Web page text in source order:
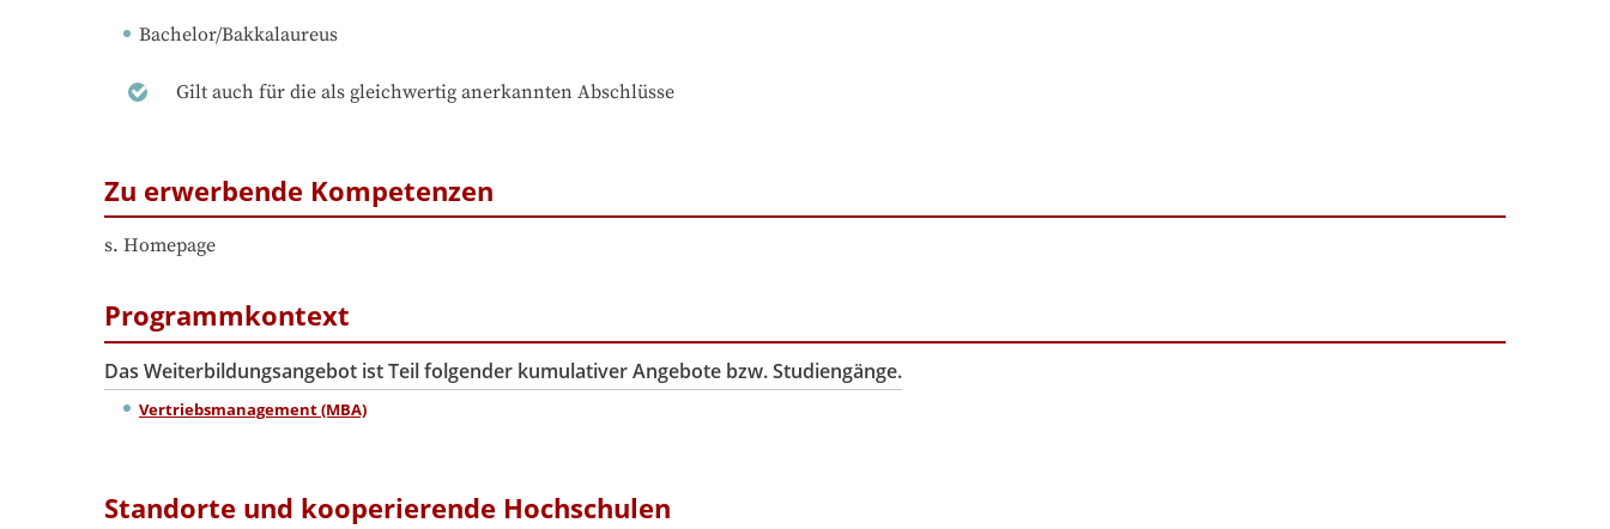
Bachelor/Bakkalaureus
Gilt auch für die als gleichwertig anerkannten Abschlüsse
Zu erwerbende Kompetenzen
s. Homepage
Programmkontext
Das Weiterbildungsangebot ist Teil folgender kumulativer Angebote bzw. Studiengänge.
Vertriebsmanagement (MBA)
Standorte und kooperierende Hochschulen